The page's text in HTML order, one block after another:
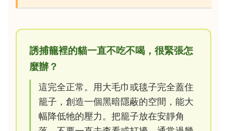
誘捕籠裡的貓一直不吃不喝，很緊張怎
麼辦？
這完全正常。用大毛巾或毯子完全蓋住
籠子，創造一個黑暗隱蔽的空間，能大
幅降低牠的壓力。把籠子放在安靜角